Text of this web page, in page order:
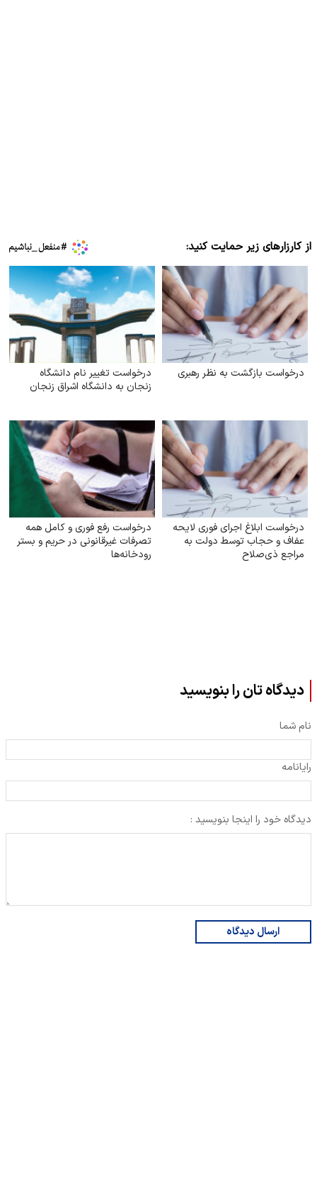
از کارزارهای زیر حمایت کنید:
درخواست بازگشت به نظر رهبری
درخواست تغییر نام دانشگاه
زنجان به دانشگاه اشراق زنجان
درخواست ابلاغ اجرای فوری لایحه
عفاف و حجاب توسط دولت به
مراجع ذی‌صلاح
درخواست رفع فوری و کامل همه
تصرفات غیرقانونی در حریم و بستر
رودخانه‌ها
دیدگاه تان را بنویسید
نام شما
رایانامه
دیدگاه خود را اینجا بنویسید :
ارسال دیدگاه